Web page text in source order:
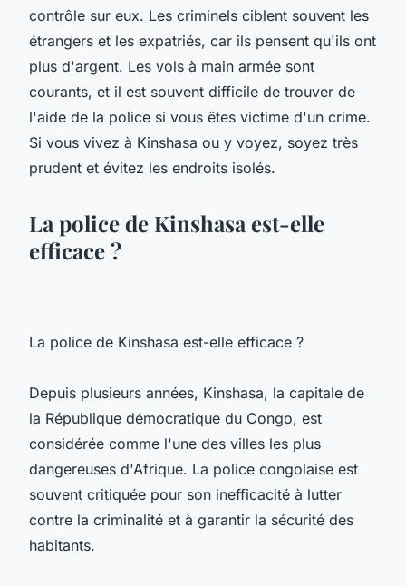
contrôle sur eux. Les criminels ciblent souvent les
étrangers et les expatriés, car ils pensent qu'ils ont
plus d'argent. Les vols à main armée sont
courants, et il est souvent difficile de trouver de
l'aide de la police si vous êtes victime d'un crime.
Si vous vivez à Kinshasa ou y voyez, soyez très
prudent et évitez les endroits isolés.
La police de Kinshasa est-elle
efficace ?
La police de Kinshasa est-elle efficace ?
Depuis plusieurs années, Kinshasa, la capitale de
la République démocratique du Congo, est
considérée comme l'une des villes les plus
dangereuses d'Afrique. La police congolaise est
souvent critiquée pour son inefficacité à lutter
contre la criminalité et à garantir la sécurité des
habitants.